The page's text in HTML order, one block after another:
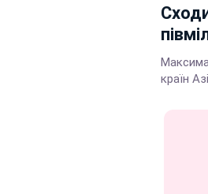
країн